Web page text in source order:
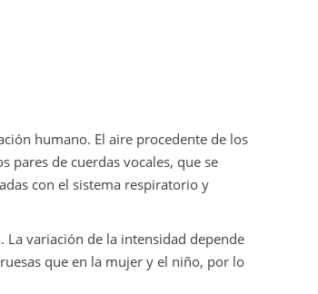
humano. El aire procedente de los
pares de cuerdas vocales, que se
con el sistema respiratorio y
variación de la intensidad depende
que en la mujer y el niño, por lo